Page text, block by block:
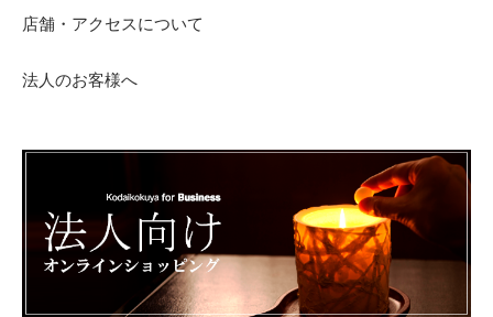
店舗・アクセスについて
法人のお客様へ